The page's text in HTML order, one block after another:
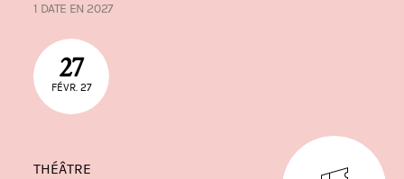
1 DATE EN 2027
27
FÉVR. 27
THÉÂTRE